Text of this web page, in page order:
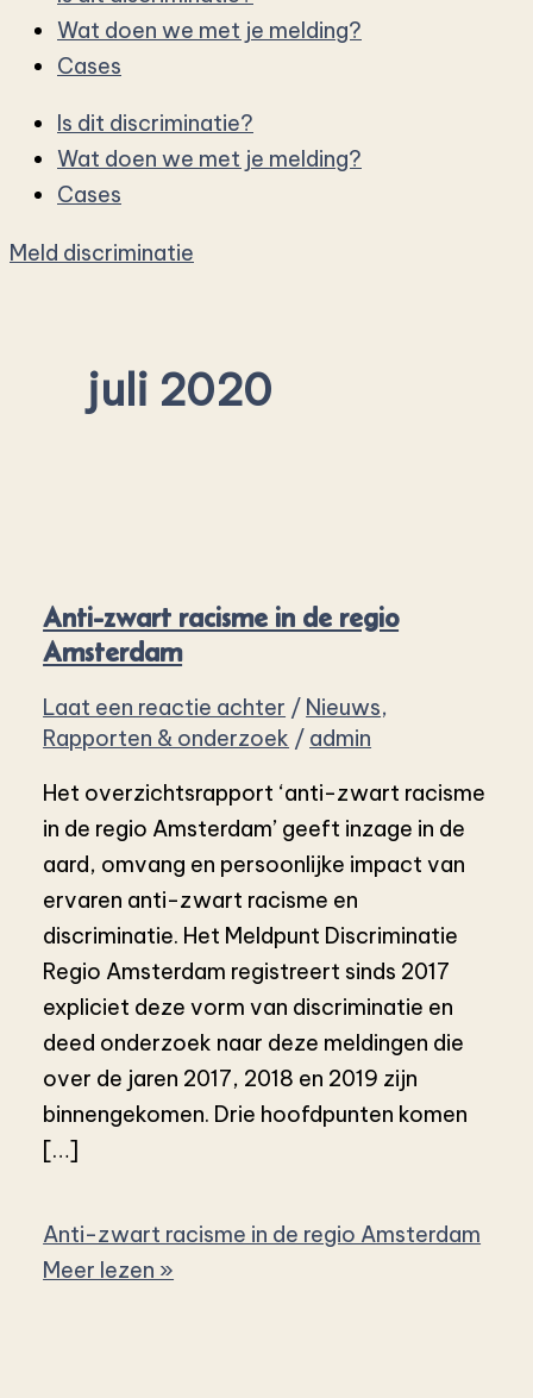
Wat doen we met je melding?
Cases
Is dit discriminatie?
Wat doen we met je melding?
Cases
Meld discriminatie
juli 2020
Anti-zwart racisme in de regio
Amsterdam
Laat een reactie achter / Nieuws,
Rapporten & onderzoek / admin
Het overzichtsrapport ‘anti-zwart racisme
in de regio Amsterdam’ geeft inzage in de
aard, omvang en persoonlijke impact van
ervaren anti-zwart racisme en
discriminatie. Het Meldpunt Discriminatie
Regio Amsterdam registreert sinds 2017
expliciet deze vorm van discriminatie en
deed onderzoek naar deze meldingen die
over de jaren 2017, 2018 en 2019 zijn
binnengekomen. Drie hoofdpunten komen
[…]
Anti-zwart racisme in de regio Amsterdam
Meer lezen »